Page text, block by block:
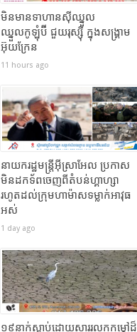
មិនមានទាហានស៊ីឈ្នួល
ឈ្នួលកូឡុំប៊ី ជួយរុស្ស៊ី ក្នុងសង្រ្គាម
អ៊ុយក្រែន
11 hours ago
នាយករដ្ឋមន្ត្រីអ៊ីស្រាអែល ប្រកាស
មិនដកទ័ពចេញពីតំបន់ហ្គាហ្សា
រហូតដល់ក្រុមហាម៉ាសទម្លាក់អាវុធ
អស់
1 day ago
១៩នាក់ស្លាប់ដោយសាររលកកម្ដៅដ៏